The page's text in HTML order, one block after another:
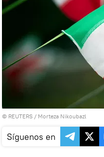
© REUTERS / Morteza Nikoubazl
Síguenos en